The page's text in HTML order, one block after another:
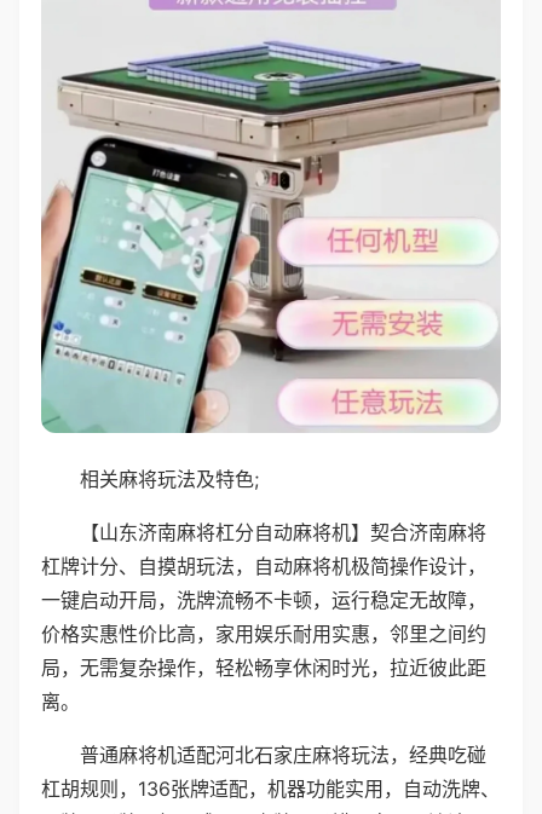
相关麻将玩法及特色;
【山东济南麻将杠分自动麻将机】契合济南麻将
杠牌计分、自摸胡玩法，自动麻将机极简操作设计，
一键启动开局，洗牌流畅不卡顿，运行稳定无故障，
价格实惠性价比高，家用娱乐耐用实惠，邻里之间约
局，无需复杂操作，轻松畅享休闲时光，拉近彼此距
离。
普通麻将机适配河北石家庄麻将玩法，经典吃碰
杠胡规则，136张牌适配，机器功能实用，自动洗牌、